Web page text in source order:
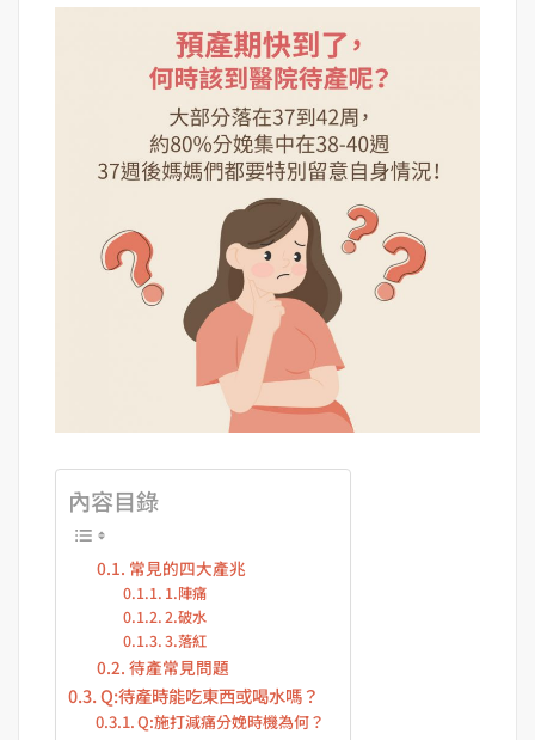
內容目錄
常見的四大產兆
1.陣痛
2.破水
3.落紅
待產常見問題
Q:待產時能吃東西或喝水嗎？
Q:施打減痛分娩時機為何？